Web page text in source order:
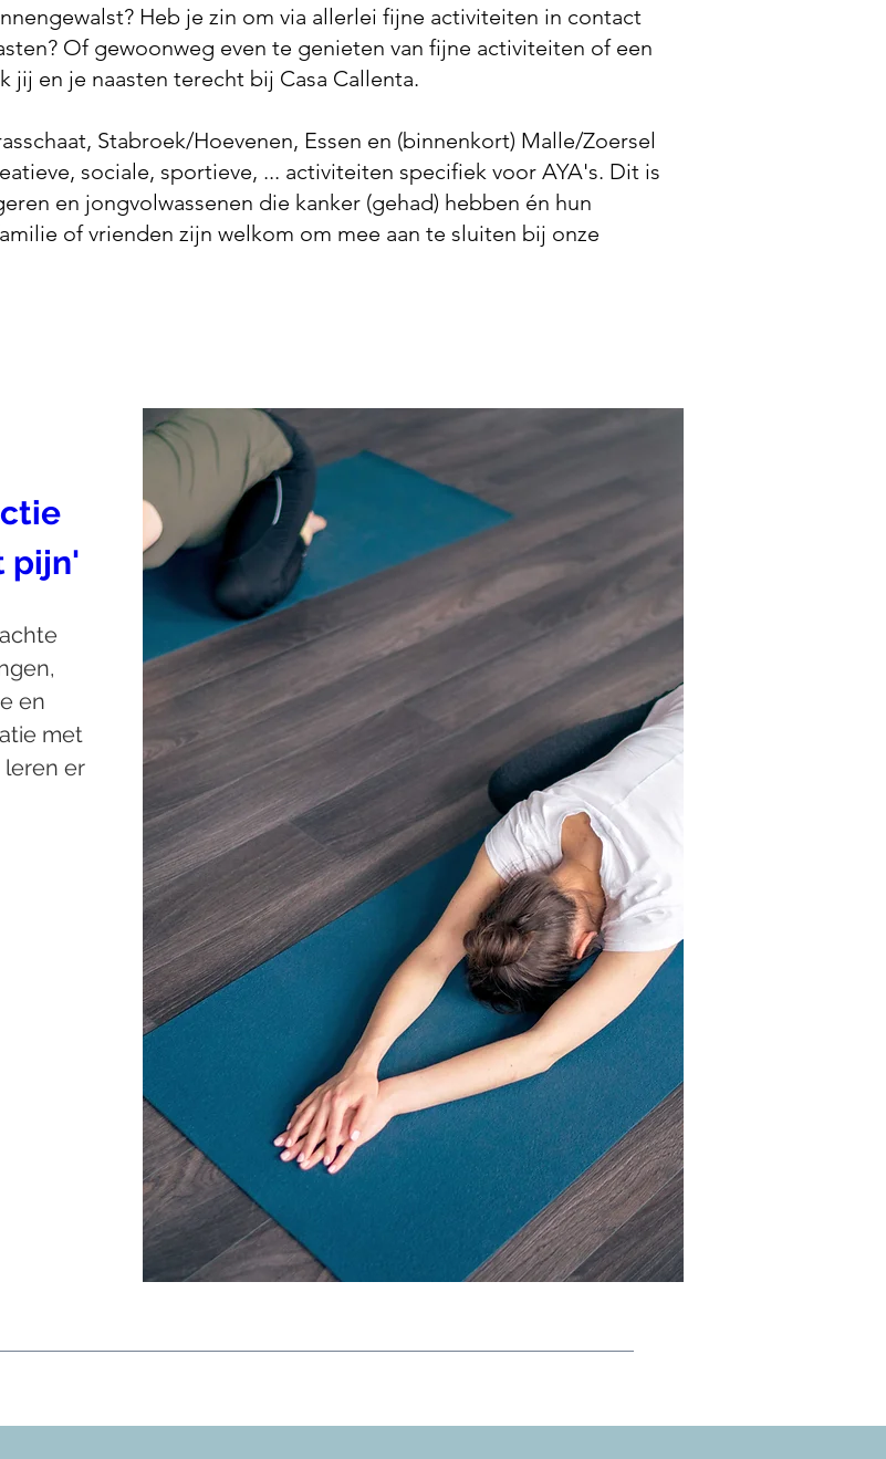
Heb je zin om via allerlei fijne activiteiten in contact
Of gewoonweg even te genieten van fijne activiteiten of een
en je naasten terecht bij Casa Callenta.
Stabroek/Hoevenen, Essen en (binnenkort) Malle/Zoersel
sociale, sportieve, ... activiteiten specifiek voor AYA's. Dit is
en jongvolwassenen die kanker (gehad) hebben én hun
of vrienden zijn welkom om mee aan te sluiten bij onze
pijn'
en
met
leren er